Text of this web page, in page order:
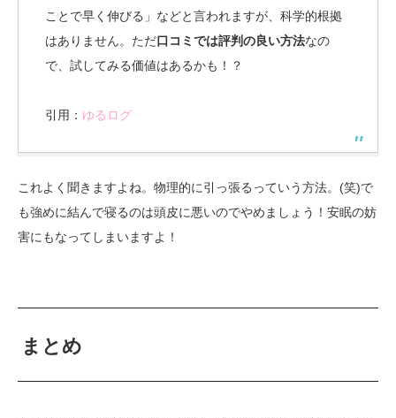
ことで早く伸びる」などと言われますが、科学的根拠
はありません。ただ口コミでは評判の良い方法なの
で、試してみる価値はあるかも！？
引用： ゆるログ
これよく聞きますよね。物理的に引っ張るっていう方法。(笑)で
も強めに結んで寝るのは頭皮に悪いのでやめましょう！安眠の妨
害にもなってしまいますよ！
まとめ